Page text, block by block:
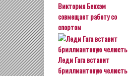
Виктория Бекхэм
совмещает работу со
спортом
Леди Гага вставит
бриллиантовую челюсть